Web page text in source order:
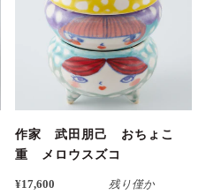
作家 武田朋己 おちょこ
重 メロウスズコ
¥17,600 残り僅か